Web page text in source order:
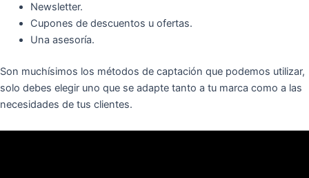
Newsletter.
Cupones de descuentos u ofertas.
Una asesoría.
Son muchísimos los métodos de captación que podemos utilizar,
solo debes elegir uno que se adapte tanto a tu marca como a las
necesidades de tus clientes.